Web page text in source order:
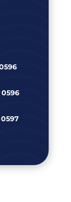
0596
0597